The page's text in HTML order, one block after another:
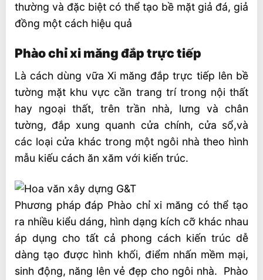
thường và đặc biệt có thể tạo bề mặt giả đá, giả
đồng một cách hiệu quả
Phào chỉ xi măng đắp trực tiếp
Là cách dùng vữa Xi măng đắp trực tiếp lên bề
tường mặt khu vực cần trang trí trong nội thất
hay ngoại thất, trên trần nhà, lưng và chân
tường, đắp xung quanh cửa chính, cửa sổ,và
các loại cửa khác trong một ngôi nhà theo hình
mẫu kiếu cách ăn xăm với kiến trúc.
Phương pháp đáp Phào chỉ xi măng có thể tạo
ra nhiều kiểu dáng, hình dạng kích cỡ khác nhau
áp dụng cho tất cả phong cách kiến trúc dễ
dàng tạo được hình khối, điểm nhấn mềm mại,
sinh động, năng lên vẻ đẹp cho ngôi nhà. Phào